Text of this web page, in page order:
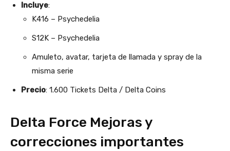
Incluye:
K416 – Psychedelia
S12K – Psychedelia
Amuleto, avatar, tarjeta de llamada y spray de la
misma serie
Precio: 1.600 Tickets Delta / Delta Coins
Delta Force Mejoras y
correcciones importantes